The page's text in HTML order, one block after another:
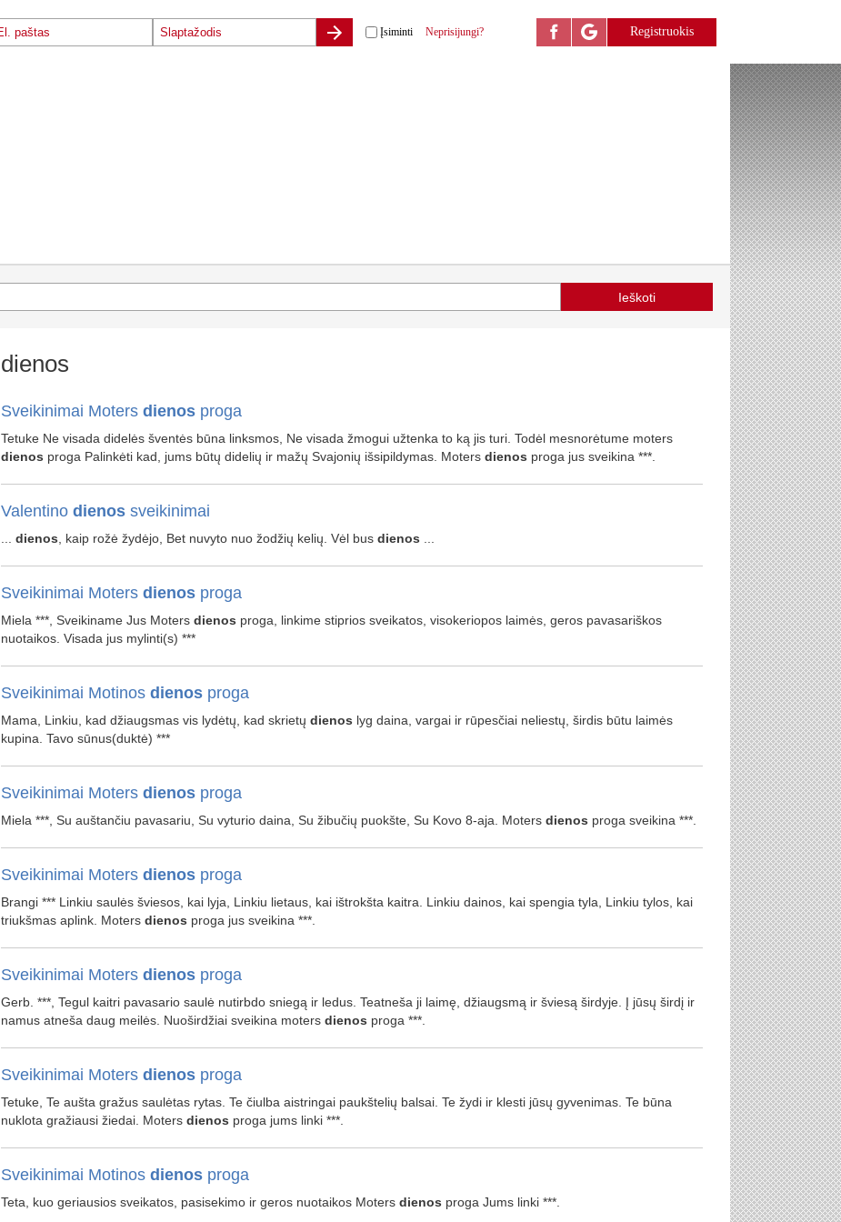
Įsiminti Neprisijungi? Registruokis
dienos
Sveikinimai Moters dienosproga
Tetuke Ne visada didelės šventės būna linksmos, Ne visada žmogui užtenka to ką jis turi. Todėl mesnorėtume moters
dienos proga Palinkėti kad, jums būtų didelių ir mažų Svajonių išsipildymas. Moters dienos proga jus sveikina ***.
Valentino dienossveikinimai
dienos , kaip rožė žydėjo, Bet nuvyto nuo žodžių kelių. Vėl bus dienos
Sveikinimai Moters dienosproga
Miela ***, Sveikiname Jus Moters dienos proga, linkime stiprios sveikatos, visokeriopos laimės, geros pavasariškos
nuotaikos. Visada jus mylinti(s) ***
Sveikinimai Motinos dienosproga
Mama, Linkiu, kad džiaugsmas vis lydėtų, kad skrietų dienos lyg daina, vargai ir rūpesčiai neliestų, širdis būtu laimės
kupina. Tavo sūnus(duktė) ***
Sveikinimai Moters dienosproga
Miela ***, Su auštančiu pavasariu, Su vyturio daina, Su žibučių puokšte, Su Kovo 8-aja. Moters dienos proga sveikina ***.
Sveikinimai Moters dienosproga
Brangi *** Linkiu saulės šviesos, kai lyja, Linkiu lietaus, kai ištrokšta kaitra. Linkiu dainos, kai spengia tyla, Linkiu tylos, kai
triukšmas aplink. Moters dienos proga jus sveikina ***.
Sveikinimai Moters dienosproga
Gerb. ***, Tegul kaitri pavasario saulė nutirbdo sniegą ir ledus. Teatneša ji laimę, džiaugsmą ir šviesą širdyje. Į jūsų širdį ir
namus atneša daug meilės. Nuoširdžiai sveikina moters dienos proga ***.
Sveikinimai Moters dienosproga
Tetuke, Te aušta gražus saulėtas rytas. Te čiulba aistringai paukštelių balsai. Te žydi ir klesti jūsų gyvenimas. Te būna
nuklota gražiausi žiedai. Moters dienos proga jums linki ***.
Sveikinimai Motinos dienosproga
Teta, kuo geriausios sveikatos, pasisekimo ir geros nuotaikos Moters dienos proga Jums linki ***.